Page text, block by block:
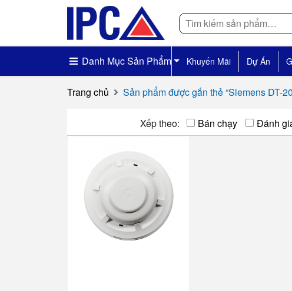
Tìm
kiếm
Danh Mục Sản Phẩm Khuyến Mãi Dự Án
Trang chủ Sản phẩm được gắn thẻ “Siemens DT-
Xếp theo: Bán chạy Đánh